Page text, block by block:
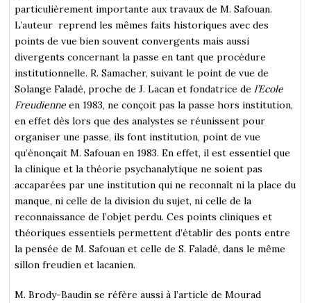
particulièrement importante aux travaux de M. Safouan.
L’auteur reprend les mêmes faits historiques avec des
points de vue bien souvent convergents mais aussi
divergents concernant la passe en tant que procédure
institutionnelle. R. Samacher, suivant le point de vue de
Solange Faladé, proche de J. Lacan et fondatrice de l’Ecole
Freudienne en 1983, ne conçoit pas la passe hors institution,
en effet dès lors que des analystes se réunissent pour
organiser une passe, ils font institution, point de vue
qu’énonçait M. Safouan en 1983. En effet, il est essentiel que
la clinique et la théorie psychanalytique ne soient pas
accaparées par une institution qui ne reconnaît ni la place du
manque, ni celle de la division du sujet, ni celle de la
reconnaissance de l’objet perdu. Ces points cliniques et
théoriques essentiels permettent d’établir des ponts entre
la pensée de M. Safouan et celle de S. Faladé, dans le même
sillon freudien et lacanien.
M. Brody-Baudin se réfère aussi à l’article de Mourad